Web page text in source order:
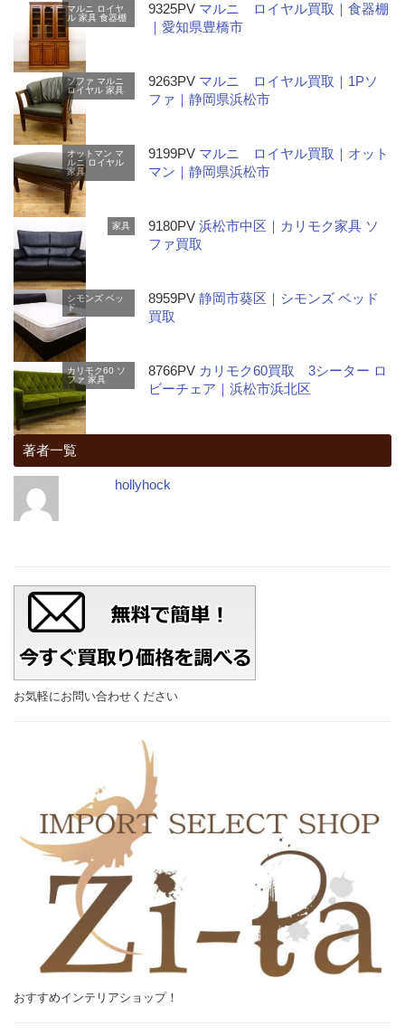
マルニ ロイヤ
ル 家具 食器棚
9325PV マルニ ロイヤル買取｜食器棚
｜愛知県豊橋市
ソファ マルニ
ロイヤル 家具
9263PV マルニ ロイヤル買取｜1Pソ
ファ｜静岡県浜松市
オットマン マ
ルニ ロイヤル
家具
9199PV マルニ ロイヤル買取｜オット
マン｜静岡県浜松市
家具 9180PV浜松市中区｜カリモク家具 ソ
ファ買取
シモンズ ベッ
ド
8959PV静岡市葵区｜シモンズ ベッド
買取
カリモク60 ソ
ファ 家具
8766PV カリモク60買取 3シーター ロ
ビーチェア｜浜松市浜北区
著者一覧
hollyhock
お気軽にお問い合わせください
おすすめインテリアショップ！